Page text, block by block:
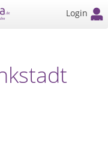
Login